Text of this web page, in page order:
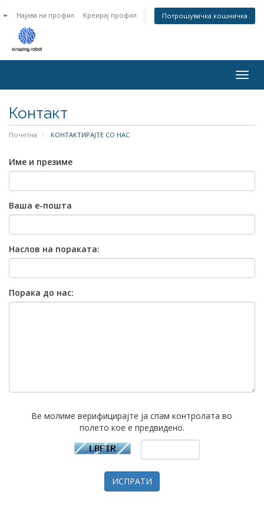
Најава на профил Креирај профил Потрошувачка кошничка
Контакт
Почетна КОНТАКТИРАЈТЕ СО НАС
Име и презиме
Ваша е-пошта
Наслов на пораката:
Порака до нас:
Ве молиме верифицирајте ја спам контролата во
полето кое е предвидено.
ИСПРАТИ